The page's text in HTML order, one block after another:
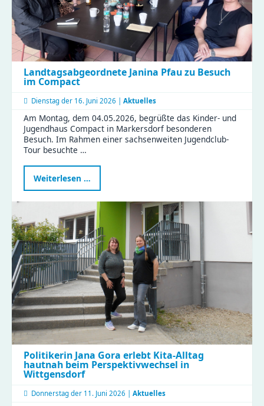
Landtagsabgeordnete Janina Pfau zu Besuch
im Compact
Dienstag der 16. Juni 2026 | Aktuelles
Am Montag, dem 04.05.2026, begrüßte das Kinder- und
Jugendhaus Compact in Markersdorf besonderen
Besuch. Im Rahmen einer sachsenweiten Jugendclub-
Tour besuchte …
Weiterlesen …
Janina
zu
Besuch
im
Compact
Politikerin Jana Gora erlebt Kita-Alltag
hautnah beim Perspektivwechsel in
Wittgensdorf
Donnerstag der 11. Juni 2026 | Aktuelles